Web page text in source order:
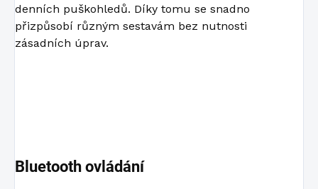
denních puškohledů. Díky tomu se snadno
přizpůsobí různým sestavám bez nutnosti
zásadních úprav.
Bluetooth ovládání